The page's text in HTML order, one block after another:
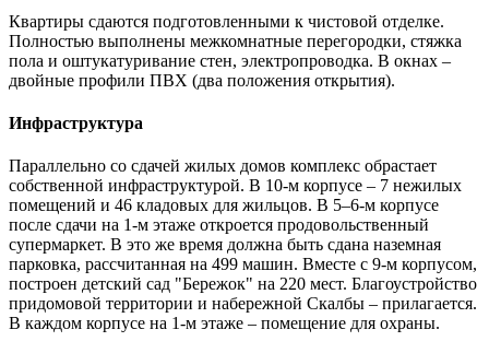
Квартиры сдаются подготовленными к чистовой отделке.
Полностью выполнены межкомнатные перегородки, стяжка
пола и оштукатуривание стен, электропроводка. В окнах –
двойные профили ПВХ (два положения открытия).
Инфраструктура
Параллельно со сдачей жилых домов комплекс обрастает
собственной инфраструктурой. В 10-м корпусе – 7 нежилых
помещений и 46 кладовых для жильцов. В 5–6-м корпусе
после сдачи на 1-м этаже откроется продовольственный
супермаркет. В это же время должна быть сдана наземная
парковка, рассчитанная на 499 машин. Вместе с 9-м корпусом,
построен детский сад "Бережок" на 220 мест. Благоустройство
придомовой территории и набережной Скалбы – прилагается.
В каждом корпусе на 1-м этаже – помещение для охраны.